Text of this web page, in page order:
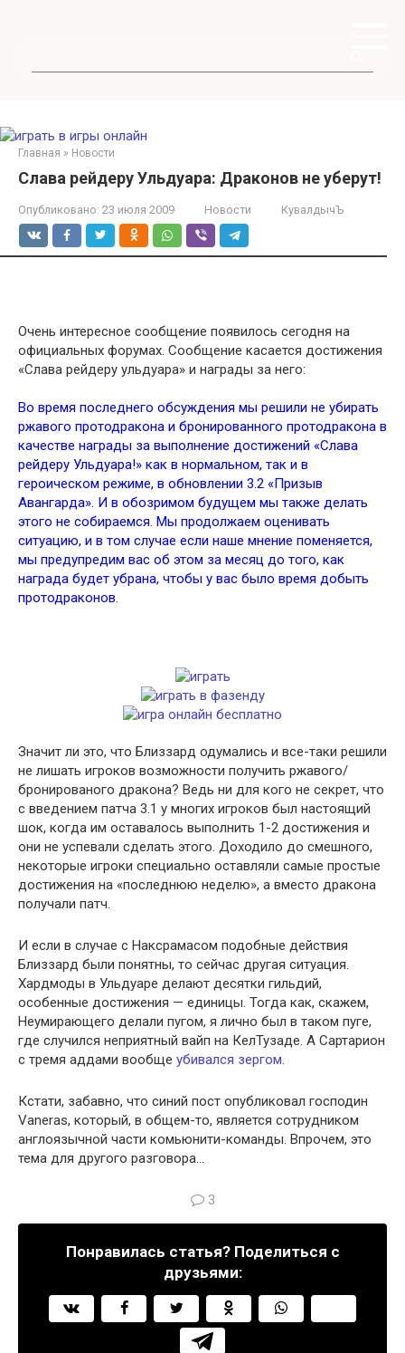
Главная » Новости
Слава рейдеру Ульдуара: Драконов не уберут!
Опубликовано: 23 июля 2009 Новости КувалдычЪ
Очень интересное сообщение появилось сегодня на
официальных форумах. Сообщение касается достижения
«Слава рейдеру ульдуара» и награды за него:
Во время последнего обсуждения мы решили не убирать
ржавого протодракона и бронированного протодракона в
качестве награды за выполнение достижений «Слава
рейдеру Ульдуара!» как в нормальном, так и в
героическом режиме, в обновлении 3.2 «Призыв
Авангарда». И в обозримом будущем мы также делать
этого не собираемся. Мы продолжаем оценивать
ситуацию, и в том случае если наше мнение поменяется,
мы предупредим вас об этом за месяц до того, как
награда будет убрана, чтобы у вас было время добыть
протодраконов.
Значит ли это, что Близзард одумались и все-таки решили
не лишать игроков возможности получить ржавого/
бронированого дракона? Ведь ни для кого не секрет, что
с введением патча 3.1 у многих игроков был настоящий
шок, когда им оставалось выполнить 1-2 достижения и
они не успевали сделать этого. Доходило до смешного,
некоторые игроки специально оставляли самые простые
достижения на «последнюю неделю», а вместо дракона
получали патч.
И если в случае с Наксрамасом подобные действия
Близзард были понятны, то сейчас другая ситуация.
Хардмоды в Ульдуаре делают десятки гильдий,
особенные достижения — единицы. Тогда как, скажем,
Неумирающего делали пугом, я лично был в таком пуге,
где случился неприятный вайп на КелТузаде. А Сартарион
с тремя аддами вообще убивался зергом.
Кстати, забавно, что синий пост опубликовал господин
Vaneras, который, в общем-то, является сотрудником
англоязычной части комьюнити-команды. Впрочем, это
тема для другого разговора…
3
Понравилась статья? Поделиться с
друзьями: